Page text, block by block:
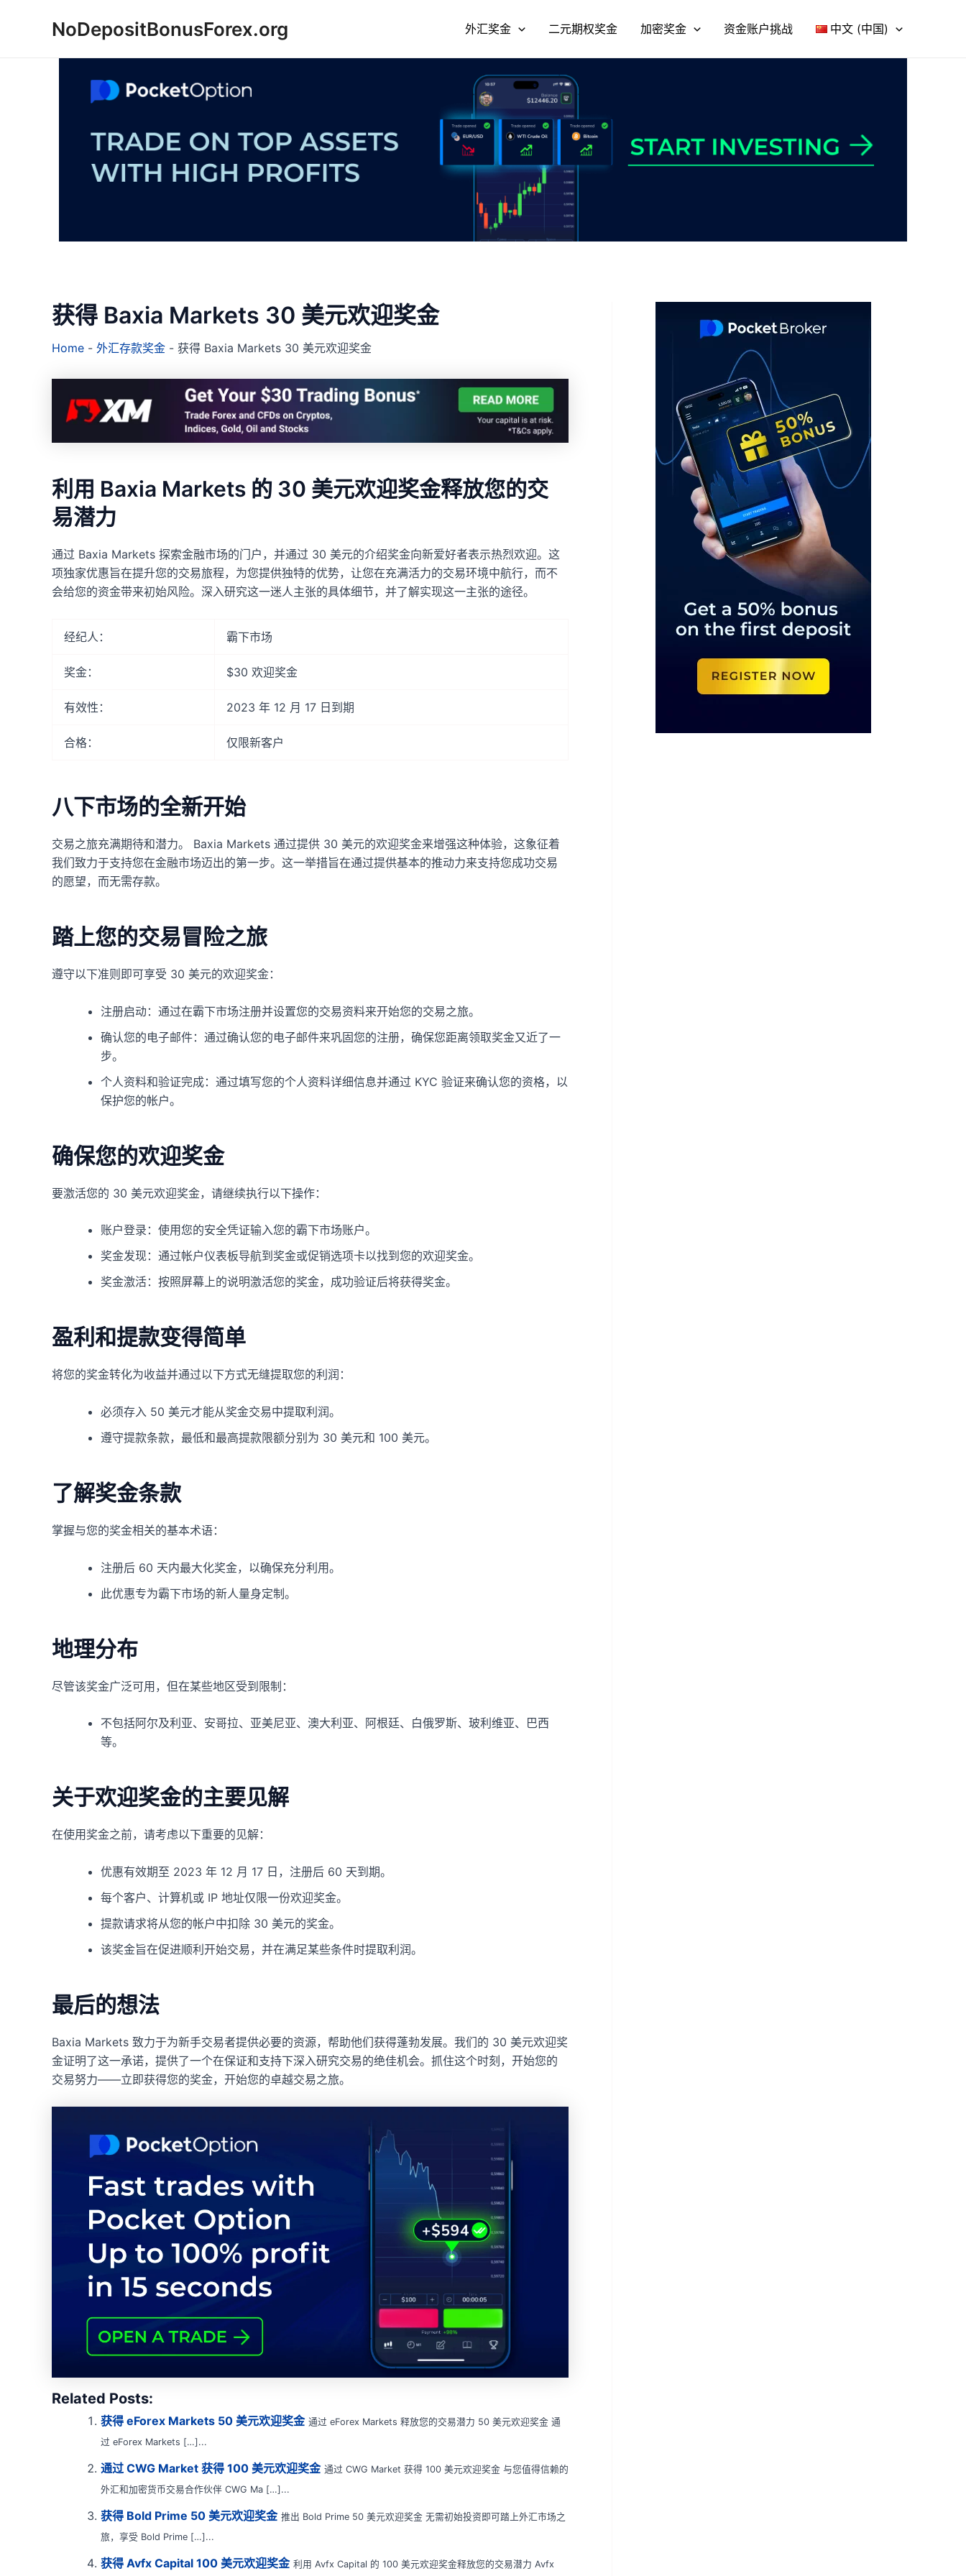
NoDepositBonusForex.org 外汇奖金 二元期权奖金 加密奖金 资金账户挑战 中文 (中国)
获得 Baxia Markets 30 美元欢迎奖金
Home - 外汇存款奖金 - 获得 Baxia Markets 30 美元欢迎奖金
利用 Baxia Markets 的 30 美元欢迎奖金释放您的交
易潜力
通过 Baxia Markets 探索金融市场的门户，并通过 30 美元的介绍奖金向新爱好者表示热烈欢迎。这
项独家优惠旨在提升您的交易旅程，为您提供独特的优势，让您在充满活力的交易环境中航行，而不
会给您的资金带来初始风险。深入研究这一迷人主张的具体细节，并了解实现这一主张的途径。
经纪人： 霸下市场
奖金： $30 欢迎奖金
有效性： 2023 年 12 月 17 日到期
合格： 仅限新客户
八下市场的全新开始
交易之旅充满期待和潜力。 Baxia Markets 通过提供 30 美元的欢迎奖金来增强这种体验，这象征着
我们致力于支持您在金融市场迈出的第一步。这一举措旨在通过提供基本的推动力来支持您成功交易
的愿望，而无需存款。
踏上您的交易冒险之旅
遵守以下准则即可享受 30 美元的欢迎奖金：
注册启动：通过在霸下市场注册并设置您的交易资料来开始您的交易之旅。
确认您的电子邮件：通过确认您的电子邮件来巩固您的注册，确保您距离领取奖金又近了一
步。
个人资料和验证完成：通过填写您的个​​人资料详细信息并通过 KYC 验证来确认您的资格，以
保护您的帐户。
确保您的欢迎奖金
要激活您的 30 美元欢迎奖金，请继续执行以下操作：
账户登录：使用您的安全凭证输入您的霸下市场账户。
奖金发现：通过帐户仪表板导航到奖金或促销选项卡以找到您的欢迎奖金。
奖金激活：按照屏幕上的说明激活您的奖金，成功验证后将获得奖金。
盈利和提款变得简单
将您的奖金转化为收益并通过以下方式无缝提取您的利润：
必须存入 50 美元才能从奖金交易中提取利润。
遵守提款条款，最低和最高提款限额分别为 30 美元和 100 美元。
了解奖金条款
掌握与您的奖金相关的基本术语：
注册后 60 天内最大化奖金，以确保充分利用。
此优惠专为霸下市场的新人量身定制。
地理分布
尽管该奖金广泛可用，但在某些地区受到限制：
不包括阿尔及利亚、安哥拉、亚美尼亚、澳大利亚、阿根廷、白俄罗斯、玻利维亚、巴西
等。
关于欢迎奖金的主要见解
在使用奖金之前，请考虑以下重要的见解：
优惠有效期至 2023 年 12 月 17 日，注册后 60 天到期。
每个客户、计算机或 IP 地址仅限一份欢迎奖金。
提款请求将从您的帐户中扣除 30 美元的奖金。
该奖金旨在促进顺利开始交易，并在满足某些条件时提取利润。
最后的想法
Baxia Markets 致力于为新手交易者提供必要的资源，帮助他们获得蓬勃发展。我们的 30 美元欢迎奖
金证明了这一承诺，提供了一个在保证和支持下深入研究交易的绝佳机会。抓住这个时刻，开始您的
交易努力——立即获得您的奖金，开始您的卓越交易之旅。
Related Posts:
获得 eForex Markets 50 美元欢迎奖金 通过 eForex Markets 释放您的交易潜力 50 美元欢迎奖金 通
过 eForex Markets […]...
通过 CWG Market 获得 100 美元欢迎奖金 通过 CWG Market 获得 100 美元欢迎奖金 与您值得信赖的
外汇和加密货币交易合作伙伴 CWG Ma […]...
获得 Bold Prime 50 美元欢迎奖金 推出 Bold Prime 50 美元欢迎奖金 无需初始投资即可踏上外汇市场之
旅，享受 Bold Prime […]...
获得 Avfx Capital 100 美元欢迎奖金 利用 Avfx Capital 的 100 美元欢迎奖金释放您的交易潜力 Avfx